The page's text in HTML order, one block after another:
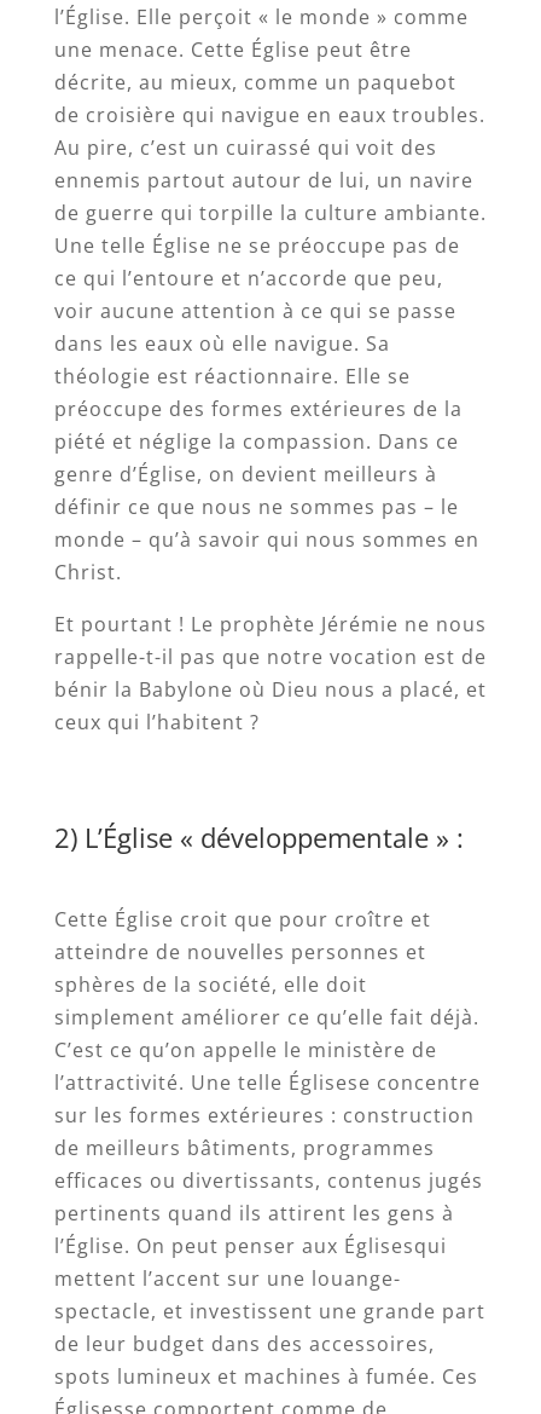
l’Église. Elle perçoit « le monde » comme
une menace. Cette Église peut être
décrite, au mieux, comme un paquebot
de croisière qui navigue en eaux troubles.
Au pire, c’est un cuirassé qui voit des
ennemis partout autour de lui, un navire
de guerre qui torpille la culture ambiante.
Une telle Église ne se préoccupe pas de
ce qui l’entoure et n’accorde que peu,
voir aucune attention à ce qui se passe
dans les eaux où elle navigue. Sa
théologie est réactionnaire. Elle se
préoccupe des formes extérieures de la
piété et néglige la compassion. Dans ce
genre d’Église, on devient meilleurs à
définir ce que nous ne sommes pas – le
monde – qu’à savoir qui nous sommes en
Christ.
Et pourtant ! Le prophète Jérémie ne nous
rappelle-t-il pas que notre vocation est de
bénir la Babylone où Dieu nous a placé, et
ceux qui l’habitent ?
2) L’Église « développementale » :
Cette Église croit que pour croître et
atteindre de nouvelles personnes et
sphères de la société, elle doit
simplement améliorer ce qu’elle fait déjà.
C’est ce qu’on appelle le ministère de
l’attractivité. Une telle Églisese concentre
sur les formes extérieures : construction
de meilleurs bâtiments, programmes
efficaces ou divertissants, contenus jugés
pertinents quand ils attirent les gens à
l’Église. On peut penser aux Églisesqui
mettent l’accent sur une louange-
spectacle, et investissent une grande part
de leur budget dans des accessoires,
spots lumineux et machines à fumée. Ces